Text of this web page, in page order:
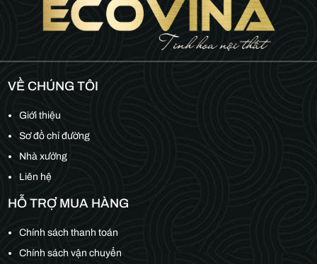
VỀ CHÚNG TÔI
Giới thiệu
Sơ đồ chỉ đường
Nhà xưởng
Liên hệ
HỖ TRỢ MUA HÀNG
Chính sách thanh toán
Chính sách vận chuyển